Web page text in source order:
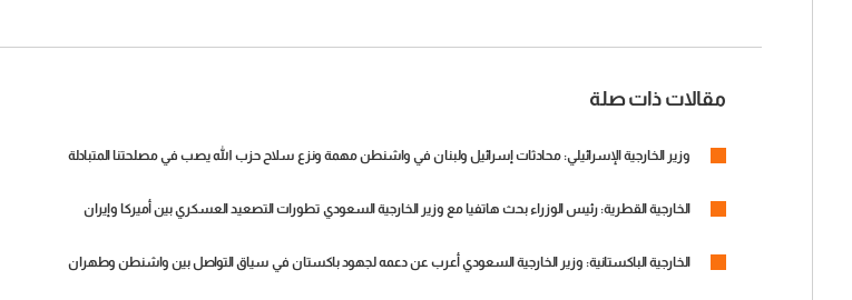
مقالات ذات صلة
وزير الخارجية الإسرائيلي: محادثات إسرائيل ولبنان في واشنطن مهمة ونزع سلاح حزب الله يصب في مصلحتنا المتبادلة
الخارجية القطرية: رئيس الوزراء بحث هاتفيا مع وزير الخارجية السعودي تطورات التصعيد العسكري بين أميركا وإيران
الخارجية الباكستانية: وزير الخارجية السعودي أعرب عن دعمه لجهود باكستان في سياق التواصل بين واشنطن وطهران